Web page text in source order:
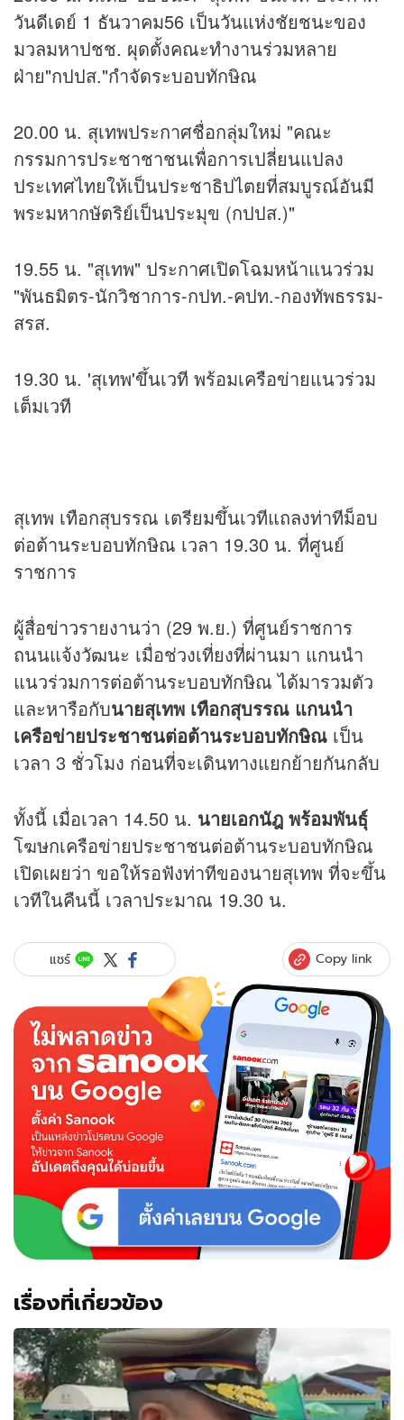
วันดีเดย์ 1 ธันวาคม56 เป็นวันแห่งชัยชนะของ
มวลมหาปชช. ผุดตั้งคณะทำงานร่วมหลาย
ฝ่าย"กปปส."กำจัดระบอบทักษิณ
20.00 น. สุเทพประกาศชื่อกลุ่มใหม่ "คณะ
กรรมการประชาชาชนเพื่อการเปลี่ยนแปลง
ประเทศไทยให้เป็นประชาธิปไตยที่สมบูรณ์อันมี
พระมหากษัตริย์เป็นประมุข (กปปส.)"
19.55 น. "สุเทพ" ประกาศเปิดโฉมหน้าแนวร่วม
"พันธมิตร-นักวิชาการ-กปท.-คปท.-กองทัพธรรม-
สรส.
19.30 น. 'สุเทพ'ขึ้นเวที พร้อมเครือข่ายแนวร่วม
เต็มเวที
สุเทพ เทือกสุบรรณ เตรียมขึ้นเวทีแถลงท่าทีม็อบ
ต่อต้านระบอบทักษิณ เวลา 19.30 น. ที่ศูนย์
ราชการ
ผู้สื่อข่าวรายงานว่า (29 พ.ย.) ที่ศูนย์ราชการ
ถนนแจ้งวัฒนะ เมื่อช่วงเที่ยงที่ผ่านมา แกนนำ
แนวร่วมการต่อต้านระบอบทักษิณ ได้มารวมตัว
และหารือกับนายสุเทพ เทือกสุบรรณ แกนนำ
เครือข่ายประชาชนต่อต้านระบอบทักษิณ เป็น
เวลา 3 ชั่วโมง ก่อนที่จะเดินทางแยกย้ายกันกลับ
ทั้งนี้ เมื่อเวลา 14.50 น. นายเอกนัฎ พร้อมพันธุ์
โฆษกเครือข่ายประชาชนต่อต้านระบอบทักษิณ
เปิดเผยว่า ขอให้รอฟังท่าทีของนายสุเทพ ที่จะขึ้น
เวทีในคืนนี้ เวลาประมาณ 19.30 น.
แชร์ Copy link
เรื่องที่เกี่ยวข้อง